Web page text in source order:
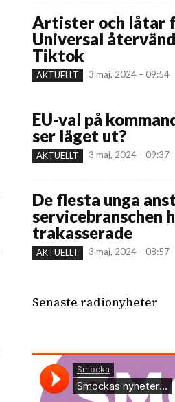
Artister och låtar
Universal
Tiktok
AKTUELLT 3 maj, 2024 – 09:54
EU-val på
ser läget ut?
AKTUELLT 3 maj, 2024 – 09:37
De flesta unga
servicebranschen
trakasserade
AKTUELLT 3 maj, 2024 – 08:57
Senaste radionyheter